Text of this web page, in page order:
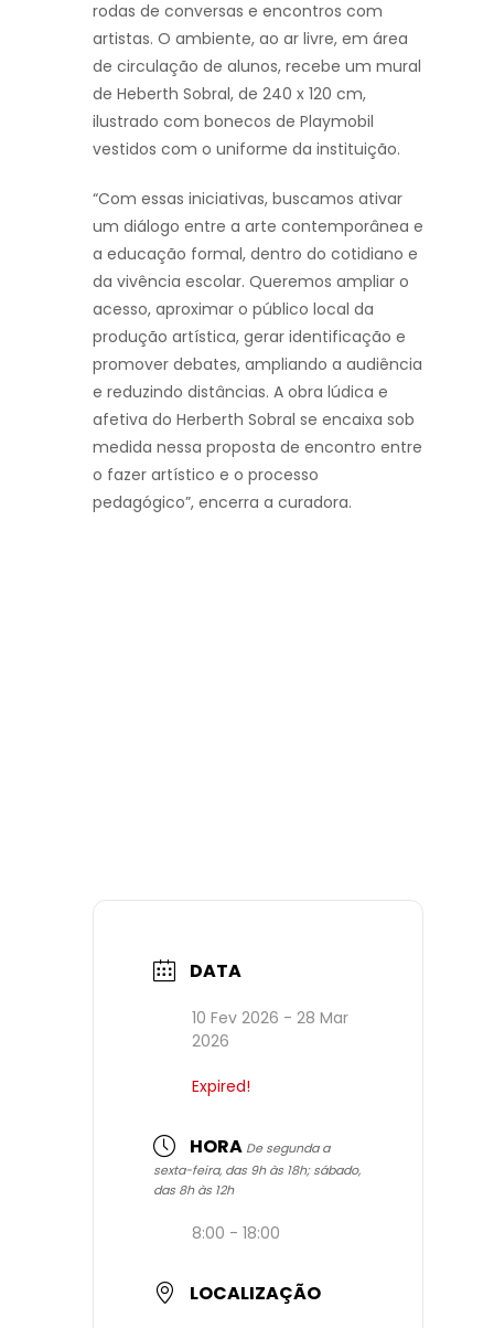
rodas de conversas e encontros com
artistas. O ambiente, ao ar livre, em área
de circulação de alunos, recebe um mural
de Heberth Sobral, de 240 x 120 cm,
ilustrado com bonecos de Playmobil
vestidos com o uniforme da instituição.
“Com essas iniciativas, buscamos ativar
um diálogo entre a arte contemporânea e
a educação formal, dentro do cotidiano e
da vivência escolar. Queremos ampliar o
acesso, aproximar o público local da
produção artística, gerar identificação e
promover debates, ampliando a audiência
e reduzindo distâncias. A obra lúdica e
afetiva do Herberth Sobral se encaixa sob
medida nessa proposta de encontro entre
o fazer artístico e o processo
pedagógico”, encerra a curadora.
DATA
10 Fev 2026 - 28 Mar
2026
Expired!
HORA De segunda a
sexta-feira, das 9h às 18h; sábado,
das 8h às 12h
8:00 - 18:00
LOCALIZAÇÃO